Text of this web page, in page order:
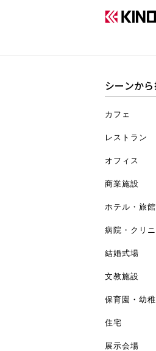
シーンか
カフェ
レストラン
オフィス
商業施設
ホテル・旅館
病院・クリ
結婚式場
文教施設
保育園・幼稚
住宅
展示会場